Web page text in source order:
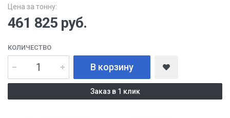
Цена за тонну:
461 825 руб.
КОЛИЧЕСТВО
В корзину
Заказ в 1 клик